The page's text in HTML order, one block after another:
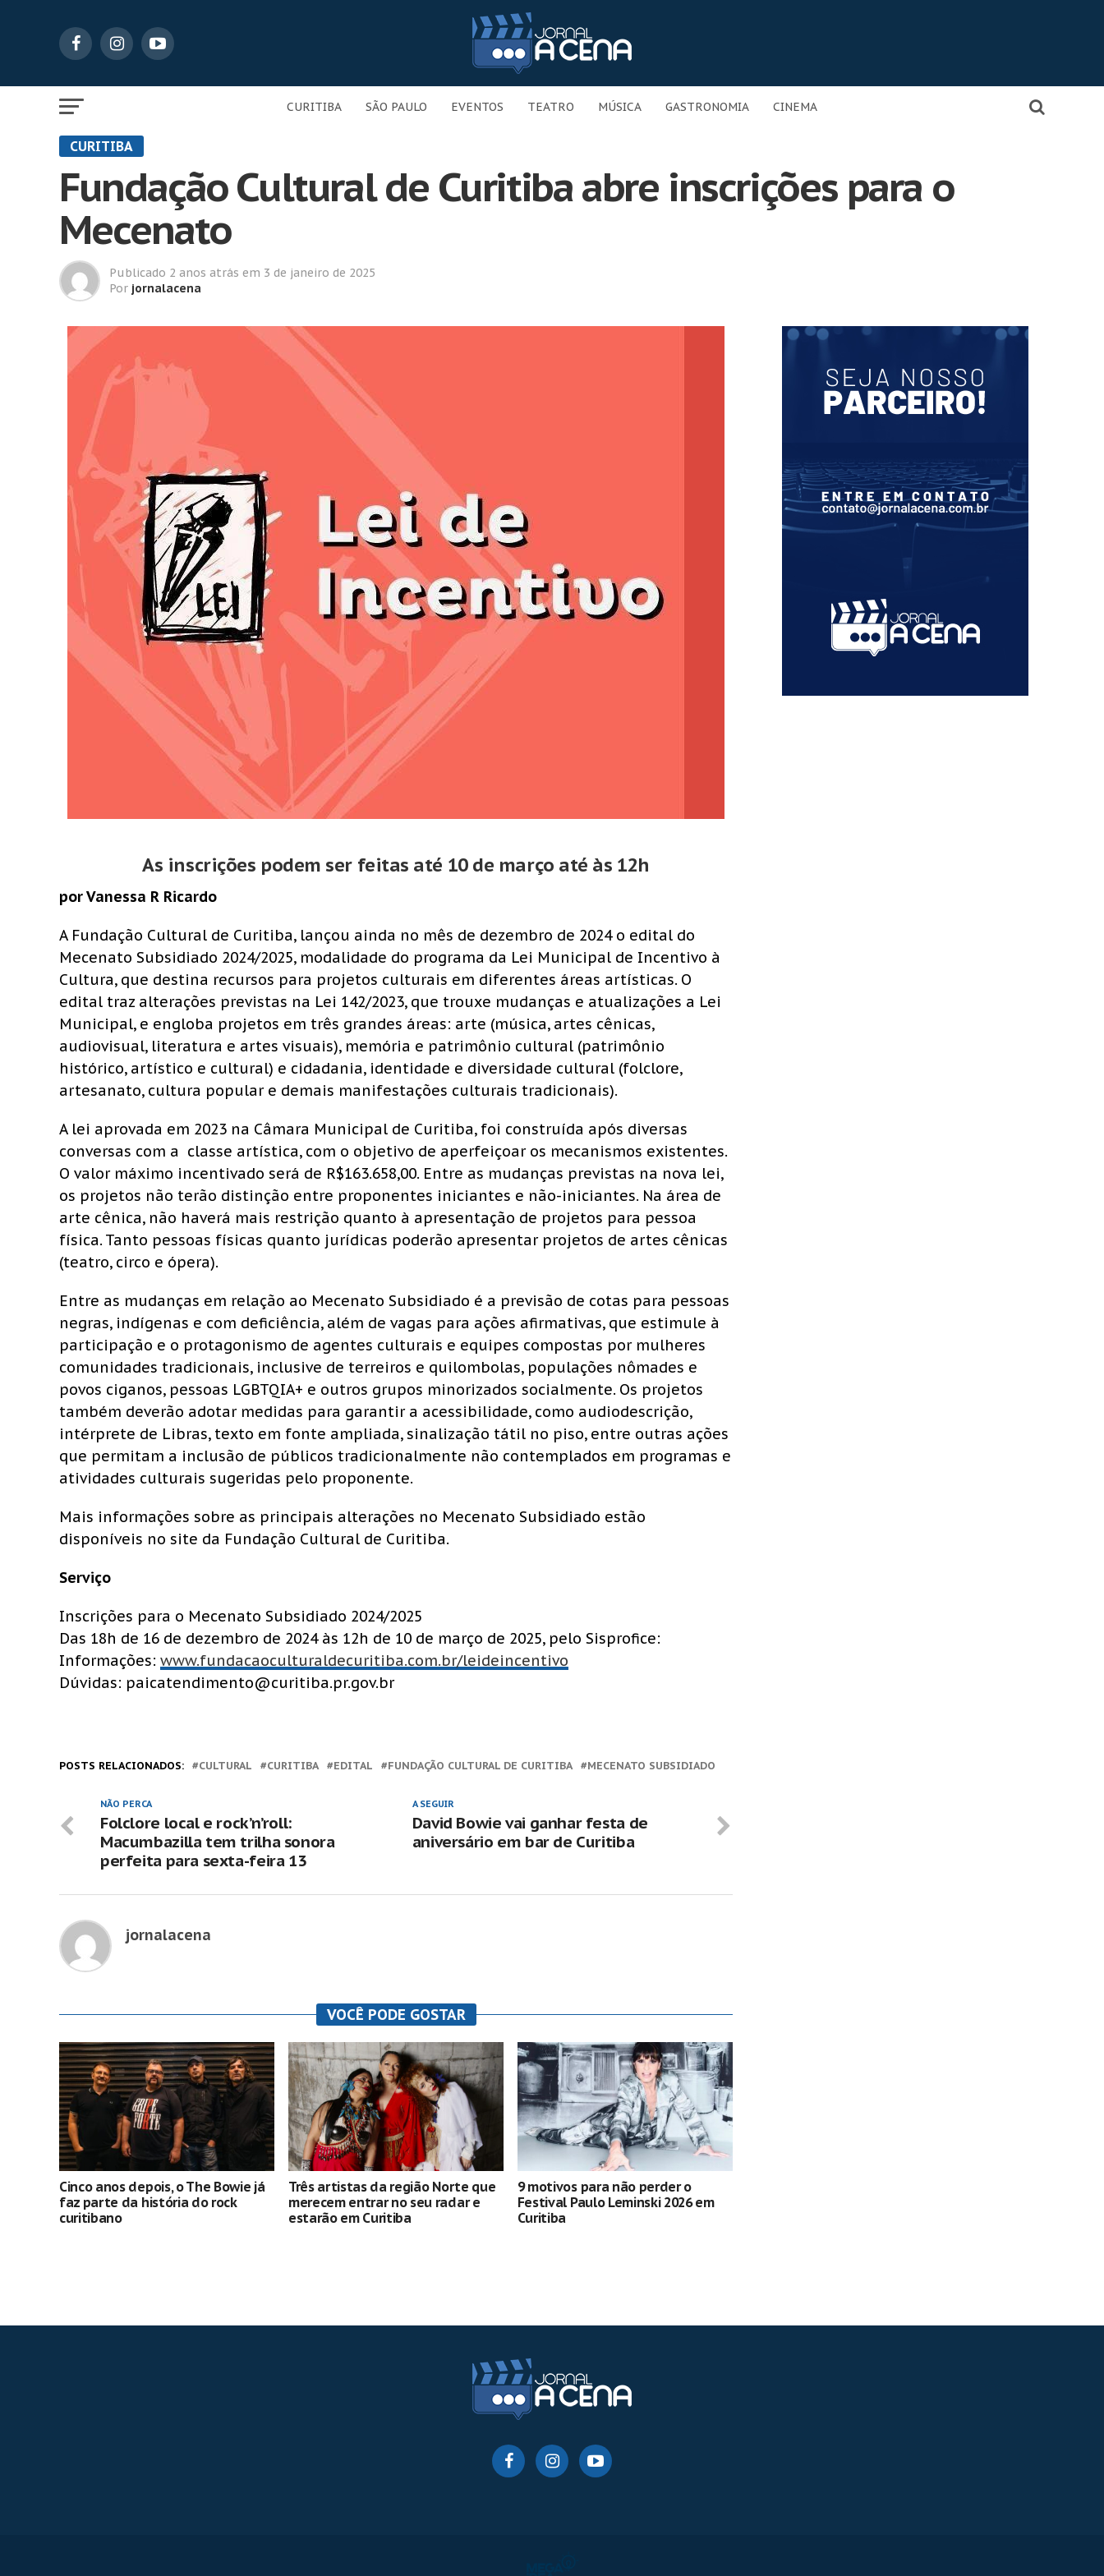
CURITIBA SÃO PAULO EVENTOS TEATRO MÚSICA GASTRONOMIA CINEMA
CURITIBA
Fundação Cultural de Curitiba abre inscrições para o
Mecenato
Publicado 2 anos atrás em 3 de janeiro de 2025
Por jornalacena
As inscrições podem ser feitas até 10 de março até às 12h
por Vanessa R Ricardo
A Fundação Cultural de Curitiba, lançou ainda no mês de dezembro de 2024 o edital do
Mecenato Subsidiado 2024/2025, modalidade do programa da Lei Municipal de Incentivo à
Cultura, que destina recursos para projetos culturais em diferentes áreas artísticas. O
edital traz alterações previstas na Lei 142/2023, que trouxe mudanças e atualizações a Lei
Municipal, e engloba projetos em três grandes áreas: arte (música, artes cênicas,
audiovisual, literatura e artes visuais), memória e patrimônio cultural (patrimônio
histórico, artístico e cultural) e cidadania, identidade e diversidade cultural (folclore,
artesanato, cultura popular e demais manifestações culturais tradicionais).
A lei aprovada em 2023 na Câmara Municipal de Curitiba, foi construída após diversas
conversas com a classe artística, com o objetivo de aperfeiçoar os mecanismos existentes.
O valor máximo incentivado será de R$163.658,00. Entre as mudanças previstas na nova lei,
os projetos não terão distinção entre proponentes iniciantes e não-iniciantes. Na área de
arte cênica, não haverá mais restrição quanto à apresentação de projetos para pessoa
física. Tanto pessoas físicas quanto jurídicas poderão apresentar projetos de artes cênicas
(teatro, circo e ópera).
Entre as mudanças em relação ao Mecenato Subsidiado é a previsão de cotas para pessoas
negras, indígenas e com deficiência, além de vagas para ações afirmativas, que estimule à
participação e o protagonismo de agentes culturais e equipes compostas por mulheres
comunidades tradicionais, inclusive de terreiros e quilombolas, populações nômades e
povos ciganos, pessoas LGBTQIA+ e outros grupos minorizados socialmente. Os projetos
também deverão adotar medidas para garantir a acessibilidade, como audiodescrição,
intérprete de Libras, texto em fonte ampliada, sinalização tátil no piso, entre outras ações
que permitam a inclusão de públicos tradicionalmente não contemplados em programas e
atividades culturais sugeridas pelo proponente.
Mais informações sobre as principais alterações no Mecenato Subsidiado estão
disponíveis no site da Fundação Cultural de Curitiba.
Serviço
Inscrições para o Mecenato Subsidiado 2024/2025
Das 18h de 16 de dezembro de 2024 às 12h de 10 de março de 2025, pelo Sisprofice:
Informações: www.fundacaoculturaldecuritiba.com.br/leideincentivo
Dúvidas: paicatendimento@curitiba.pr.gov.br
POSTS RELACIONADOS: CULTURAL CURITIBA EDITAL FUNDAÇÃO CULTURAL DE CURITIBA MECENATO SUBSIDIADO
A SEGUIR
David Bowie vai ganhar festa de
aniversário em bar de Curitiba
NÃO PERCA
Folclore local e rock’n’roll:
Macumbazilla tem trilha sonora
perfeita para sexta-feira 13
jornalacena
VOCÊ PODE GOSTAR
Cinco anos depois, o The Bowie já
faz parte da história do rock
curitibano
Três artistas da região Norte que
merecem entrar no seu radar e
estarão em Curitiba
9 motivos para não perder o
Festival Paulo Leminski 2026 em
Curitiba